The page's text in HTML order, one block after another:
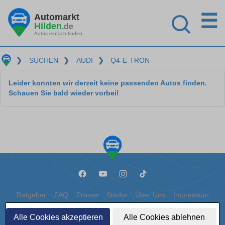
Alle Cookies akzeptieren Alle Cookies ablehnen
Automarkt
Hilden.de
Autos einfach finden
☰
❯ SUCHEN ❯ AUDI ❯ Q4-E-TRON
Leider konnten wir derzeit keine passenden Autos finden.
Schauen Sie bald wieder vorbei!
Ratgeber FAQ Presse Städte Über Uns Impressum
Datenschutz Cookies